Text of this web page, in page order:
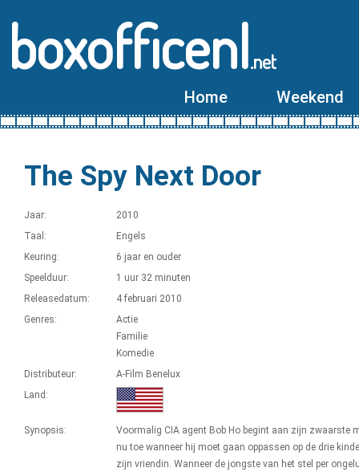
boxofficenl.net
Home Weekend
The Spy Next Door
Jaar:
2010
Taal:
Engels
Keuring:
6 jaar en ouder
Speelduur:
1 uur 32 minuten
Releasedatum:
4 februari 2010
Genres:
Actie
Familie
Komedie
Distributeur:
A-Film Benelux
Land:
Synopsis:
Voormalig CIA agent Bob Ho begint aan zijn zwaarste
nu toe wanneer hij moet gaan oppassen op de drie
zijn vriendin. Wanneer de jongste van het stel per